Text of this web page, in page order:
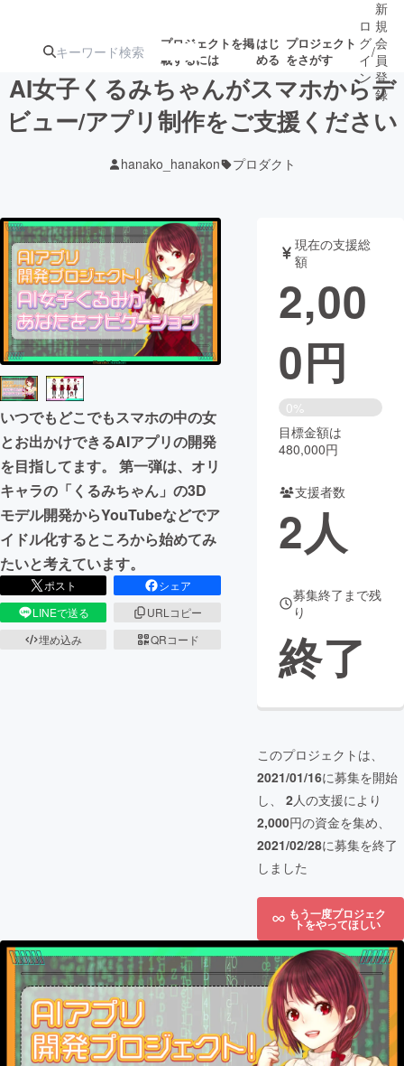
プロジェクトを掲
載するには
はじ
める
プロジェクト
をさがす
ターン
ジェクト
募集終了が近いプ
ロジェクト
アート・写真 音楽
テクノロジー・ガジェット ゲーム・サ
映像・映画 書籍・雑誌
チャレンジ
まちづくり・地域活性化
CAMPFIRE for Social Good
CAMPFIRE Creation
CAMPFIREふるさと納税machi-ya コミュニティ
ロ
グ
イ
ン
/
新
規
会
員
登
録
AI女子くるみちゃんがスマホからデ
ビュー/アプリ制作をご支援ください
hanako_hanakon プロダクト
いつでもどこでもスマホの中の女
とお出かけできるAIアプリの開発
を目指してます。 第一弾は、オリ
キャラの「くるみちゃん」の3D
モデル開発からYouTubeなどでア
イドル化するところから始めてみ
たいと考えています。
ポスト
シェア
LINEで送る
URLコピー
埋め込み
QRコード
現在の支援総
額
2,00
0円
0%
目標金額は
480,000円
支援者数
2人
募集終了まで残
り
終了
このプロジェクトは、
2021/01/16に募集を開始
し、 2人の支援により
2,000円の資金を集め、
2021/02/28に募集を終了
しました
もう一度プロジェク
トをやってほしい